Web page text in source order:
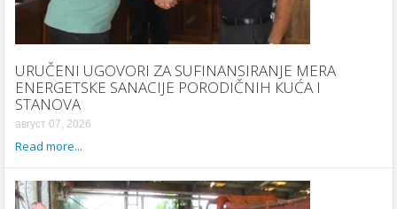
URUČENI UGOVORI ZA SUFINANSIRANJE MERA
ENERGETSКE SANACIJE PORODIČNIH КUĆA I
STANOVA
август 07, 2026
Read more...